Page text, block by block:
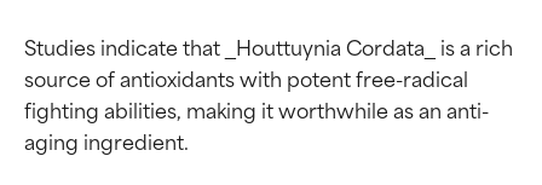
Studies indicate that _Houttuynia Cordata_ is a rich
source of antioxidants with potent free-radical
fighting abilities, making it worthwhile as an anti-
aging ingredient.